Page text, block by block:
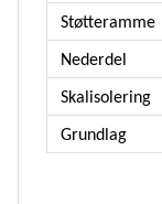
Støtteramme
Nederdel
Skalisolering
Grundlag